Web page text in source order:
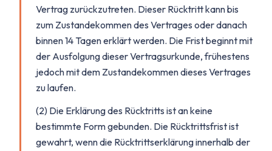
Vertrag zurückzutreten. Dieser Rücktritt kann bis
zum Zustandekommen des Vertrages oder danach
binnen 14 Tagen erklärt werden. Die Frist beginnt mit
der Ausfolgung dieser Vertragsurkunde, frühestens
jedoch mit dem Zustandekommen dieses Vertrages
zu laufen.
(2) Die Erklärung des Rücktritts ist an keine
bestimmte Form gebunden. Die Rücktrittsfrist ist
gewahrt, wenn die Rücktrittserklärung innerhalb der